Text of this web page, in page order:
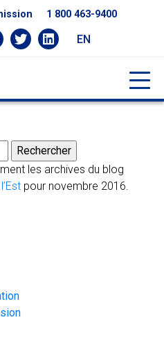
1 800 463-9400
EN
les archives du blog
pour novembre 2016.